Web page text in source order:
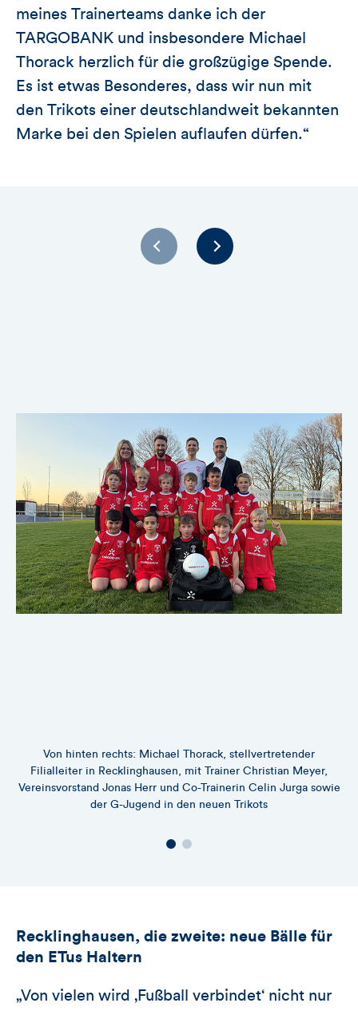
meines Trainerteams danke ich der
TARGOBANK und insbesondere Michael
Thorack herzlich für die großzügige Spende.
Es ist etwas Besonderes, dass wir nun mit
den Trikots einer deutschlandweit bekannten
Marke bei den Spielen auflaufen dürfen.“
Von hinten rechts: Michael Thorack, stellvertretender
Filialleiter in Recklinghausen, mit Trainer Christian Meyer,
Vereinsvorstand Jonas Herr und Co-Trainerin Celin Jurga sowie
der G-Jugend in den neuen Trikots
Recklinghausen, die zweite: neue Bälle für
den ETus Haltern
„Von vielen wird ‚Fußball verbindet‘ nicht nur